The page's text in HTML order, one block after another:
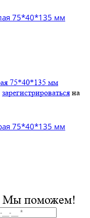
75*40*135 мм
зарегистрироваться на
75*40*135 мм
Мы поможем!